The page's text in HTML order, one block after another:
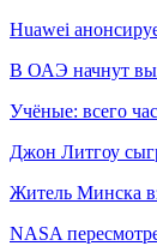
Huawei
В ОАЭ начнут
Учёные: всего
Джон Литгоу
Житель Минска
NASA